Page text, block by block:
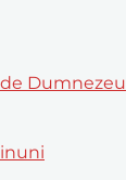
Dumnezeu